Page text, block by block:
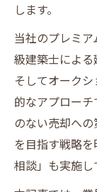
します。
当社のプレミ
級建築士による
そしてオーク
的なアプロー
のない売却へ
を目指す戦略
相談」も実施し